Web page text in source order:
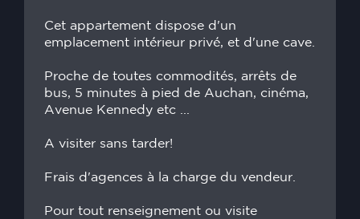
Cet appartement dispose d'un
emplacement intérieur privé, et d'une cave.
Proche de toutes commodités, arrêts de
bus, 5 minutes à pied de Auchan, cinéma,
Avenue Kennedy etc ...
A visiter sans tarder!
Frais d'agences à la charge du vendeur.
Pour tout renseignement ou visite